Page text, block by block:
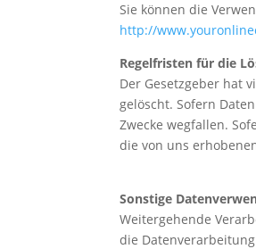
Sie können die
http://
Regelfristen für die
Der Gesetzgeber hat
gelöscht. Sofern
Zwecke wegfallen.
die von uns
Sonstige
Weitergehende
die